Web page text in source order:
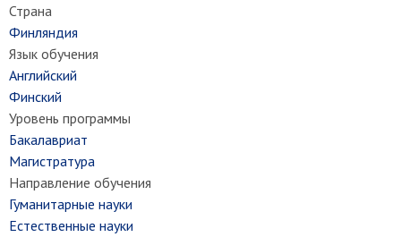
Страна
Финляндия
Язык обучения
Английский
Финский
Уровень программы
Бакалавриат
Магистратура
Направление обучения
Гуманитарные науки
Естественные науки